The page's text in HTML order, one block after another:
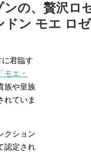
ンの、贅沢
ドン モエ ロ
君臨す
「モエ・
族や皇族
れていま
クション
認定され